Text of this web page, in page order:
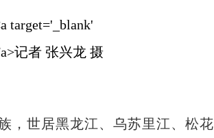
世居黑龙江、乌苏里江、松花